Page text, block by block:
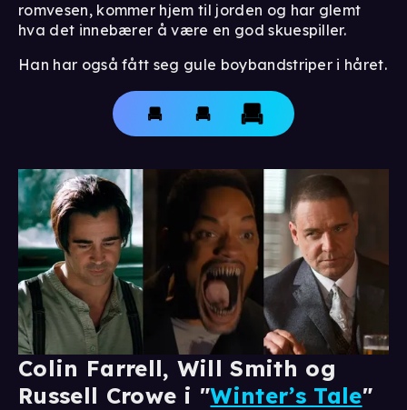
romvesen, kommer hjem til jorden og har glemt
hva det innebærer å være en god skuespiller.
Han har også fått seg gule boybandstriper i håret.
Colin Farrell, Will Smith og
Russell Crowe i "Winter’s Tale"